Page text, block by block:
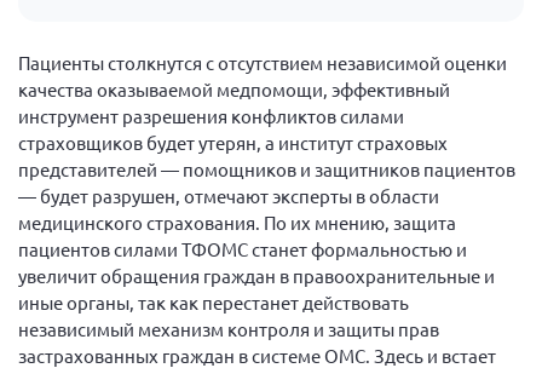
Пациенты столкнутся с отсутствием независимой оценки
качества оказываемой медпомощи, эффективный
инструмент разрешения конфликтов силами
страховщиков будет утерян, а институт страховых
представителей — помощников и защитников пациентов
— будет разрушен, отмечают эксперты в области
медицинского страхования. По их мнению, защита
пациентов силами ТФОМС станет формальностью и
увеличит обращения граждан в правоохранительные и
иные органы, так как перестанет действовать
независимый механизм контроля и защиты прав
застрахованных граждан в системе ОМС. Здесь и встает